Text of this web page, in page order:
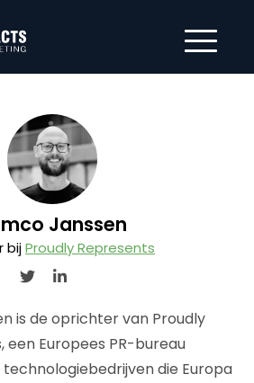
Janssen
bijProudly Represents
is de oprichter van Proudly
een Europees PR-bureau
die Europa